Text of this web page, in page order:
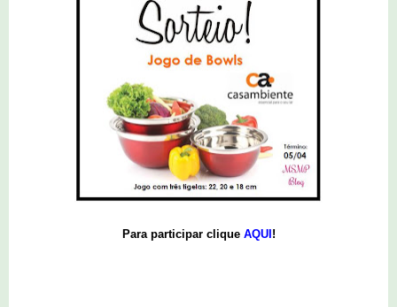
Para participar clique AQUI !